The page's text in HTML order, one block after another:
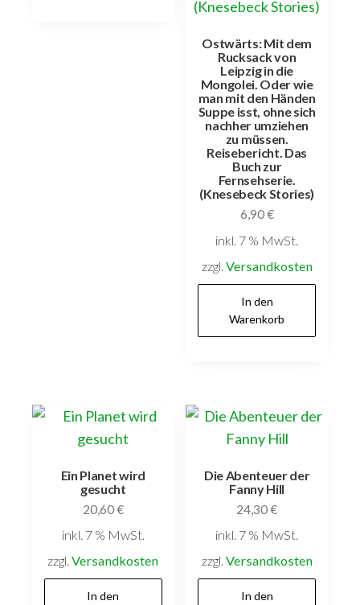
Ostwärts: Mit dem
Rucksack von
Leipzig in die
Mongolei. Oder wie
man mit den Händen
Suppe isst, ohne sich
nachher umziehen
zu müssen.
Reisebericht. Das
Buch zur
Fernsehserie.
(Knesebeck Stories)
6,90€
inkl. 7 % MwSt.
zzgl. Versandkosten
In den
Warenkorb
Ein Planet wird
gesucht
20,60€
inkl. 7 % MwSt.
zzgl.Versandkosten
In den
Die Abenteuer der
Fanny Hill
24,30€
inkl. 7 % MwSt.
zzgl. Versandkosten
In den